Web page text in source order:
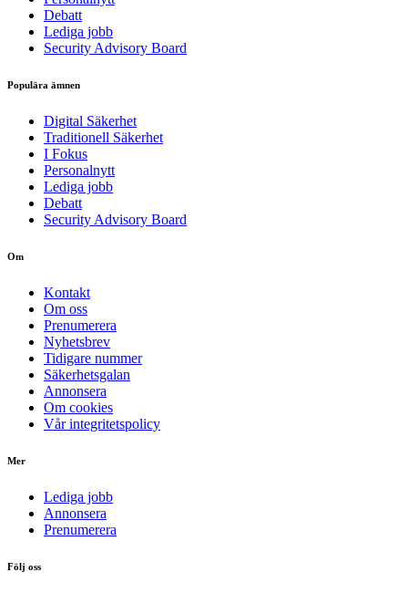
Debatt
Lediga jobb
Security Advisory Board
Populära ämnen
Digital Säkerhet
Traditionell Säkerhet
I Fokus
Personalnytt
Lediga jobb
Debatt
Security Advisory Board
Om
Kontakt
Om oss
Prenumerera
Nyhetsbrev
Tidigare nummer
Säkerhetsgalan
Annonsera
Om cookies
Vår integritetspolicy
Mer
Lediga jobb
Annonsera
Prenumerera
Följ oss